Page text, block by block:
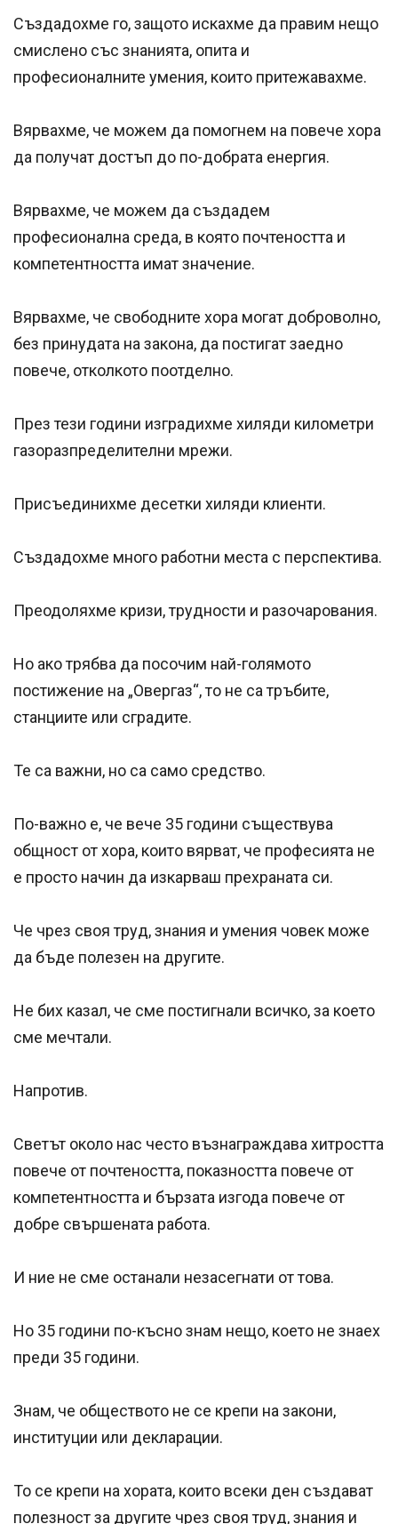
Създадохме го, защото искахме да правим нещо
смислено със знанията, опита и
професионалните умения, които притежавахме.
Вярвахме, че можем да помогнем на повече хора
да получат достъп до по-добрата енергия.
Вярвахме, че можем да създадем
професионална среда, в която почтеността и
компетентността имат значение.
Вярвахме, че свободните хора могат доброволно,
без принудата на закона, да постигат заедно
повече, отколкото поотделно.
През тези години изградихме хиляди километри
газоразпределителни мрежи.
Присъединихме десетки хиляди клиенти.
Създадохме много работни места с перспектива.
Преодоляхме кризи, трудности и разочарования.
Но ако трябва да посочим най-голямото
постижение на „Овергаз“, то не са тръбите,
станциите или сградите.
Те са важни, но са само средство.
По-важно е, че вече 35 години съществува
общност от хора, които вярват, че професията не
е просто начин да изкарваш прехраната си.
Че чрез своя труд, знания и умения човек може
да бъде полезен на другите.
Не бих казал, че сме постигнали всичко, за което
сме мечтали.
Напротив.
Светът около нас често възнаграждава хитростта
повече от почтеността, показността повече от
компетентността и бързата изгода повече от
добре свършената работа.
И ние не сме останали незасегнати от това.
Но 35 години по-късно знам нещо, което не знаех
преди 35 години.
Знам, че обществото не се крепи на закони,
институции или декларации.
То се крепи на хората, които всеки ден създават
полезност за другите чрез своя труд, знания и